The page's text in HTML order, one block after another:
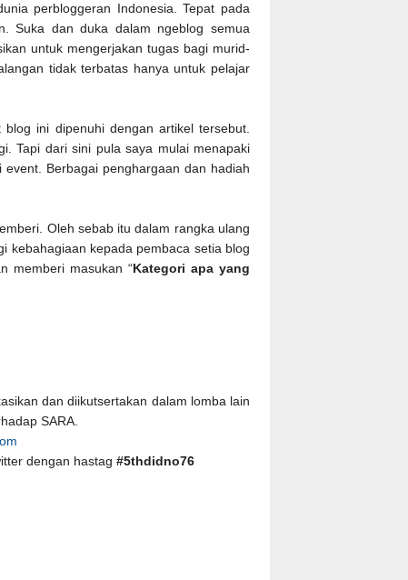
perbloggeran Indonesia. Tepat pada
Suka dan duka dalam ngeblog semua
untuk mengerjakan tugas bagi murid-
tidak terbatas hanya untuk pelajar
ini dipenuhi dengan artikel tersebut.
Tapi dari sini pula saya mulai menapaki
Berbagai penghargaan dan hadiah
Oleh sebab itu dalam rangka ulang
kebahagiaan kepada pembaca setia blog
memberi masukan “Kategori apa yang
dan diikutsertakan dalam lomba lain
SARA.
dengan hastag #5thdidno76